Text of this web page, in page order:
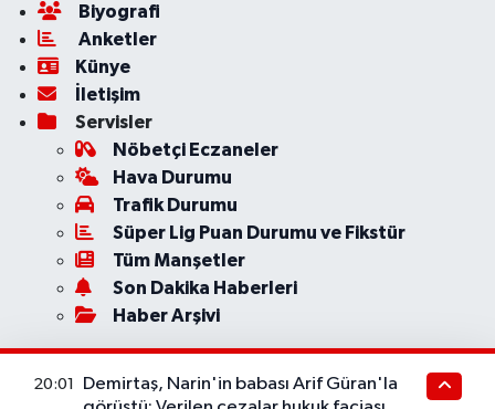
Biyografi
Anketler
Künye
İletişim
Servisler
Nöbetçi Eczaneler
Hava Durumu
Trafik Durumu
Süper Lig Puan Durumu ve Fikstür
Tüm Manşetler
Son Dakika Haberleri
Haber Arşivi
20:01
Demirtaş, Narin'in babası Arif Güran'la